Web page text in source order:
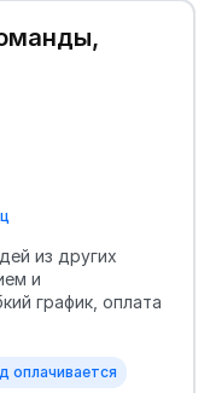
из других
и
график, оплата
оплачивается